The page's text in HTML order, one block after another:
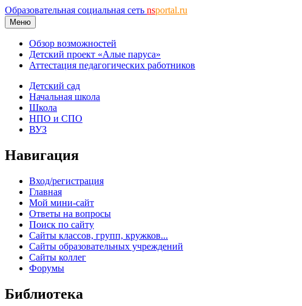
Образовательная социальная сеть nsportal.ru
Меню
Обзор возможностей
Детский проект «Алые паруса»
Аттестация педагогических работников
Детский сад
Начальная школа
Школа
НПО и СПО
ВУЗ
Навигация
Вход/регистрация
Главная
Мой мини-сайт
Ответы на вопросы
Поиск по сайту
Сайты классов, групп, кружков...
Сайты образовательных учреждений
Сайты коллег
Форумы
Библиотека